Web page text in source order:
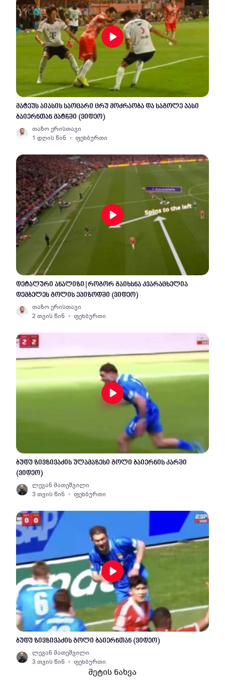
მატეუს აიასის საოცარი ცრუ მოძრაობა და საგოლე პასი
ბაიერნთან მატჩში (ვიდეო)
თაზო ერისთავი
1 დღის წინ
ფეხბურთი
დეტალური ანალიზი | როგორ გაიხსნა კვარაცხელია
დემბელეს გოლის ეპიზოდში (ვიდეო)
თაზო ერისთავი
2 თვის წინ
ფეხბურთი
ბუდუ ზივზივაძის ულამაზესი გოლი ბაიერნის კარში
(ვიდეო)
ლევან მათეშვილი
3 თვის წინ
ფეხბურთი
ბუდუ ზივზივაძის გოლი ბაიერნთან (ვიდეო)
ლევან მათეშვილი
3 თვის წინ
ფეხბურთი
მეტის ნახვა